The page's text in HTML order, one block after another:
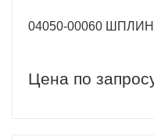
04050-00060
Цена по